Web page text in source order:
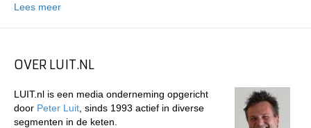
Lees meer
OVER LUIT.NL
LUIT.nl is een media onderneming opgericht
door Peter Luit , sinds 1993 actief in diverse
segmenten in de keten.